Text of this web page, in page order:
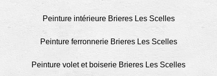
Peinture intérieure Brieres Les Scelles
Peinture ferronnerie Brieres Les Scelles
Peinture volet et boiserie Brieres Les Scelles